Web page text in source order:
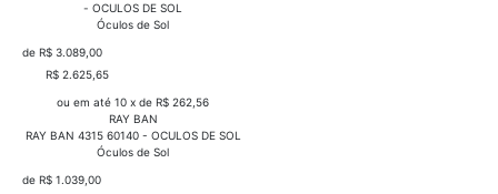
- OCULOS DE SOL
Óculos de Sol
de R$ 3.089,00
R$ 2.625,65
ou em até 10 x de R$ 262,56
RAY BAN
RAY BAN 4315 60140 - OCULOS DE SOL
Óculos de Sol
de R$ 1.039,00